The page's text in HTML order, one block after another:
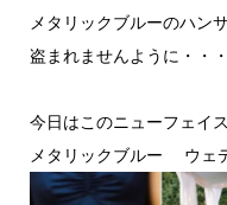
メタリックブルーのハン
盗まれませんように・・
今日はこのニューフェイ
メタリックブルー ウェ